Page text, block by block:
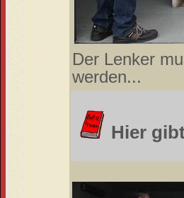
Der Lenker
werden...
Hier